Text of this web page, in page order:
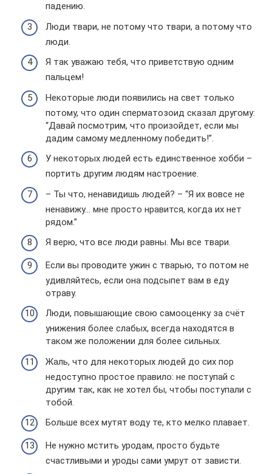
падению.
Люди твари, не потому что твари, а потому что
люди.
Я так уважаю тебя, что приветствую одним
пальцем!
Некоторые люди появились на свет только
потому, что один сперматозоид сказал другому:
“Давай посмотрим, что произойдет, если мы
дадим самому медленному победить!”.
У некоторых людей есть единственное хобби –
портить другим людям настроение.
– Ты что, ненавидишь людей? – “Я их вовсе не
ненавижу… мне просто нравится, когда их нет
рядом.”
Я верю, что все люди равны. Мы все твари.
Если вы проводите ужин с тварью, то потом не
удивляйтесь, если она подсыпет вам в еду
отраву.
Люди, повышающие свою самооценку за счёт
унижения более слабых, всегда находятся в
таком же положении для более сильных.
Жаль, что для некоторых людей до сих пор
недоступно простое правило: не поступай с
другим так, как не хотел бы, чтобы поступали с
тобой.
Больше всех мутят воду те, кто мелко плавает.
Не нужно мстить уродам, просто будьте
счастливыми и уроды сами умрут от зависти.